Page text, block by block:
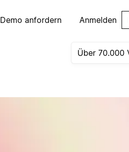
Demo anfordern Anmelden